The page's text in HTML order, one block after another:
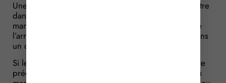
Une fois signé, le mandat devra être inscrit au registre
dans les 6 mois qui suivent. Cependant, pour les
mandats établis avant la date d’entrée en vigueur de
l’arrêté qui reste à venir, l’inscription s’effectuera dans
un délai de 6 mois à compter de son établissement.
Si les informations à fournir doivent donc encore être
précisées, elles devront permettre l’identification du